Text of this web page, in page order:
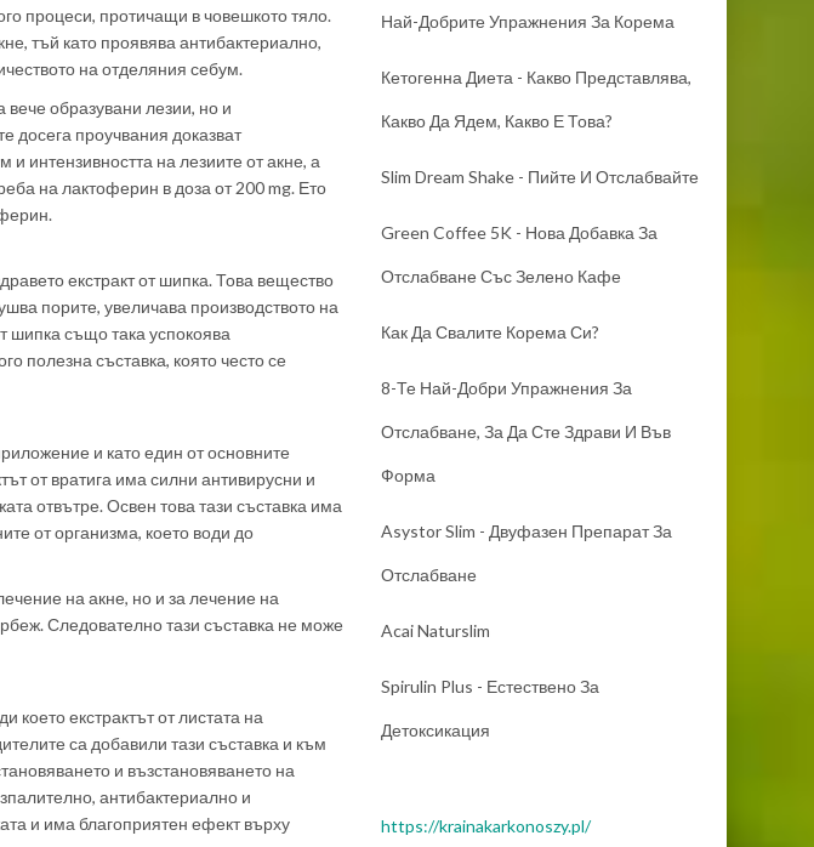
процеси, протичащи в човешкото тяло.
тъй като проявява антибактериално,
на отделяния себум.
образувани лезии, но и
досега проучвания доказват
интензивността на лезиите от акне, а
на лактоферин в доза от 200 mg. Ето
екстракт от шипка. Това вещество
порите, увеличава производството на
шипка също така успокоява
полезна съставка, която често се
и като един от основните
от вратига има силни антивирусни и
отвътре. Освен това тази съставка има
от организма, което води до
на акне, но и за лечение на
Следователно тази съставка не може
което екстрактът от листата на
са добавили тази съставка и към
и възстановяването на
антибактериално и
и има благоприятен ефект върху
Най-Добрите Упражнения За Корема
Кетогенна Диета - Какво Представлява,
Какво Да Ядем, Какво Е Това?
Slim Dream Shake - Пийте И Отслабвайте
Green Coffee 5K - Нова Добавка За
Отслабване Със Зелено Кафе
Как Да Свалите Корема Си?
8-Те Най-Добри Упражнения За
Отслабване, За Да Сте Здрави И Във
Форма
Asystor Slim - Двуфазен Препарат За
Отслабване
Acai Naturslim
Spirulin Plus - Естествено За
Детоксикация
https://krainakarkonoszy.pl/